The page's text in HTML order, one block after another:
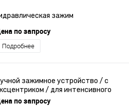
зажим
по запросу
Подробнее
зажимное устройство / с
/ для интенсивного
по запросу